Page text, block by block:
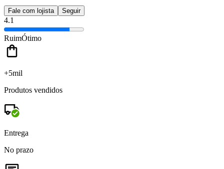
Fale com lojista Seguir
4.1
RuimÓtimo
+5mil
Produtos vendidos
Entrega
No prazo